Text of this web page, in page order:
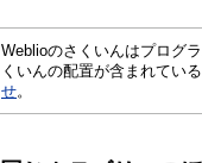
Weblioのさくいんはプログ
くいんの配置が含まれてい
せ。